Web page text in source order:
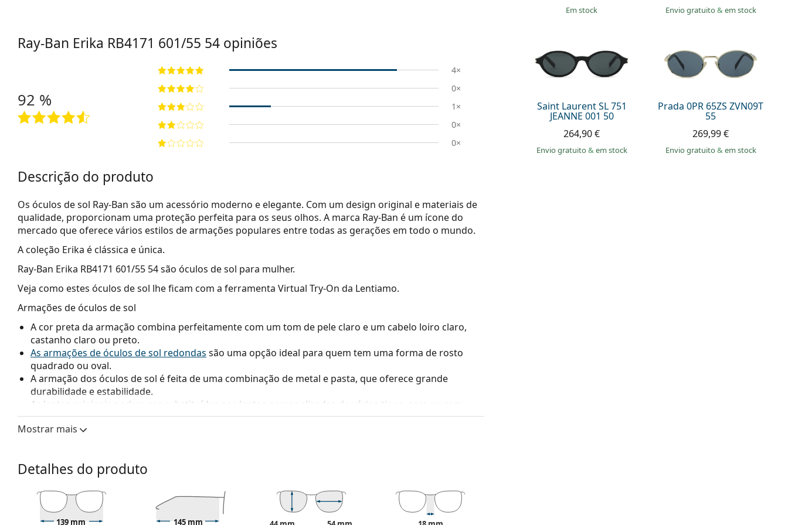
em stock Envio gratuito& em stock
Saint Laurent SL 751
JEANNE 001 50
264,90 €
Envio gratuito& em stock
Prada 0PR 65ZS ZVN09T
55
269,99 €
Envio gratuito& em stock
Ray-Ban Erika RB4171 601/55 54 opiniões
92 %
4×
0×
1×
0×
0×
Descrição do produto
Os óculos de sol Ray-Ban são um acessório moderno e elegante. Com um design original e materiais de
qualidade, proporcionam uma proteção perfeita para os seus olhos. A marca Ray-Ban é um ícone do
mercado que oferece vários estilos de armações populares entre todas as gerações em todo o mundo.
A coleção Erika é clássica e única.
Ray-Ban Erika RB4171 601/55 54são óculos de sol para mulher.
Veja como estes óculos de sol lhe ficam com a ferramenta Virtual Try-On da Lentiamo.
Armações de óculos de sol
A cor preta da armação combina perfeitamente com um tom de pele claro e um cabelo loiro claro,
castanho claro ou preto.
As armações de óculos de sol redondas são uma opção ideal para quem tem uma forma de rosto
quadrado ou oval.
A armação dos óculos de sol é feita de uma combinação de metal e pasta, que oferece grande
durabilidade e estabilidade.
As lentes originais podem ser substituídas por lentes personalizadas de vários tipos, com ou sem
prescrição médica.
Lentes de óculos de sol
lentes ajudam a realçar o contraste de cor da bola sobre distintos fundos.
As lentes são de plástico, cujas vantagens inegáveis são a leveza e a resistência a quebras.
O efeito espelhodas lentes caracteriza-se por uma superfície altamente refletora da lente. Reduz a
quantidade de luz que entra no olho. Esta capacidade torna os
óculos de sol de espelhomuito
adequados em ambientes muito luminosos ou deslumbrantes, por exemplo, em dias ensolarados ou
Mostrar mais
Detalhes do produto
139 mm 145 mm